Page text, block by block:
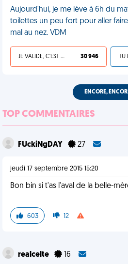
Aujourd'hui, je me lève à 6h du
toilettes un peu fort pour aller
mal au nez. VDM
JE VALIDE, C'EST UNE VDM 30 946
ENCORE,
TOP COMMENTAIRES
FUckiNgDAY 27
jeudi 17 septembre 2015 15:20
Bon bin si t'as l'aval de la belle-
603 12
realcelte 16